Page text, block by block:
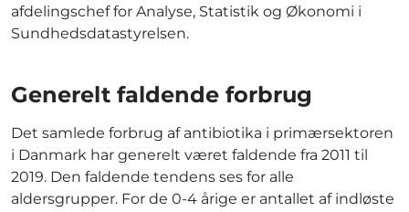
afdelingschef for Analyse, Statistik og Økonomi i
Sundhedsdatastyrelsen.
Generelt faldende forbrug
Det samlede forbrug af antibiotika i primærsektoren
i Danmark har generelt været faldende fra 2011 til
2019. Den faldende tendens ses for alle
aldersgrupper. For de 0-4 årige er antallet af indløste